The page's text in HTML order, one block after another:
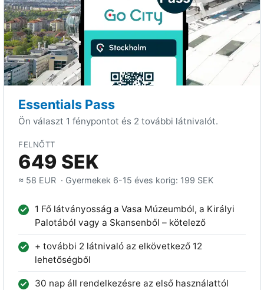
Essentials Pass
Ön választ 1 fénypontot és 2 további látnivalót.
FELNŐTT
649 SEK
≈ 58 EUR · Gyermekek 6-15 éves korig: 199 SEK
1 Fő látványosság a Vasa Múzeumból, a Királyi
Palotából vagy a Skansenből – kötelező
+ további 2 látnivaló az elkövetkező 12
lehetőségből
30 nap áll rendelkezésre az első használattól